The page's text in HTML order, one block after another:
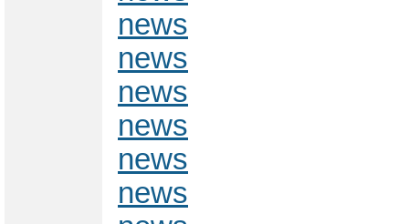
news
news
news
news
news
news